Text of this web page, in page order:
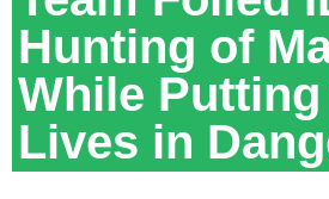
Hunting of
While
Lives in